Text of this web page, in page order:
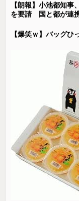
【朗報】小池都知
を要請 国と都が連
【爆笑ｗ】バッグひ